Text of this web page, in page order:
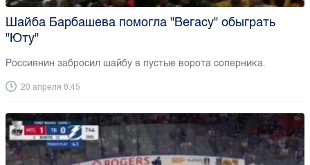
Шайба Барбашева помогла "Вегасу" обыграть
"Юту"
Россиянин забросил шайбу в пустые ворота соперника.
20 апреля 8:45